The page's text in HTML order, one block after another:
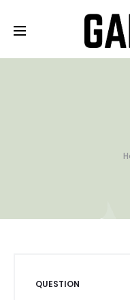
High Five Fashion
QUESTION